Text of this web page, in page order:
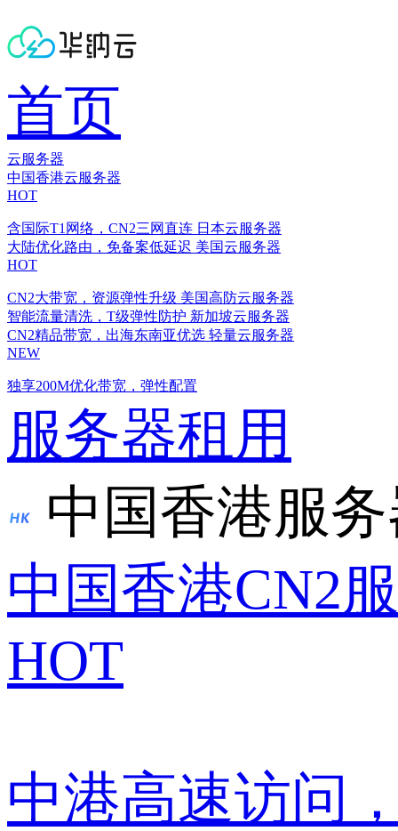
首页
云服务器
中国香港云服务器
HOT
含国际T1网络，CN2三网直连 日本云服务器
大陆优化路由，免备案低延迟 美国云服务器
HOT
CN2大带宽，资源弹性升级 美国高防云服务器
智能流量清洗，T级弹性防护 新加坡云服务器
CN2精品带宽，出海东南亚优选 轻量云服务器
NEW
独享200M优化带宽，弹性配置
服务器租用
中国香港服
中国香港CN2
HOT
中港高速访问